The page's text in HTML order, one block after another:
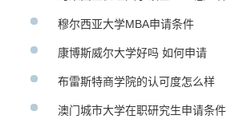
穆尔西亚大学MBA申请条件
康博斯威尔大学好吗 如何申请
布雷斯特商学院的认可度怎么样
澳门城市大学在职研究生申请条件